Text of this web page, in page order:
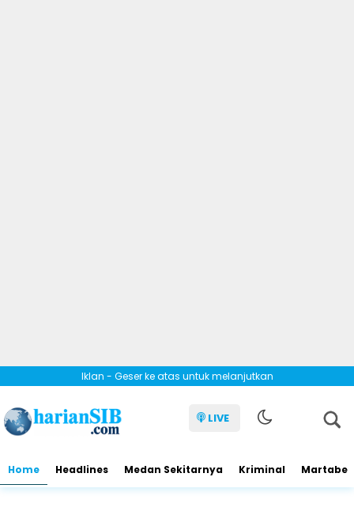
Iklan - Geser ke atas untuk melanjutkan
LIVE
Home Headlines Medan Sekitarnya Kriminal Martabe